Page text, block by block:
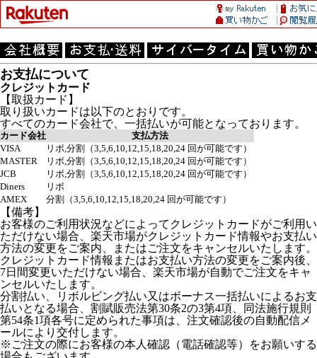
お支払について
クレジットカード
【取扱カード】
取り扱いカードは以下のとおりです。
すべてのカード会社で、一括払いが可能となっております。
カード会社
支払方法
VISA
リボ,分割（3,5,6,10,12,15,18,20,24 回が可能です）
MASTER
リボ,分割（3,5,6,10,12,15,18,20,24 回が可能です）
JCB
リボ,分割（3,5,6,10,12,15,18,20,24 回が可能です）
Diners
リボ
AMEX
分割（3,5,6,10,12,15,18,20,24 回が可能です）
【備考】
お客様のご利用状況などによってクレジットカードがご利用い
ただけない場合、楽天市場がクレジットカード情報やお支払い
方法の変更をご案内、またはご注文をキャンセルいたします。
クレジットカード情報またはお支払い方法の変更をご案内後、
7日間変更いただけない場合、楽天市場が自動でご注文をキャ
ンセルいたします。
分割払い、リボルビング払い又はボーナス一括払いによるお支
払いとなる場合、割賦販売法第30条2の3第4項、同法施行規則
第54条1項各号に定められた事項は、注文確認後の自動配信メ
ールにより交付します。
※ご注文の際にお客様の本人確認（電話確認等）をお願いする